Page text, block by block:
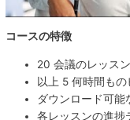
コースの特徴
20 会議のレッス
以上 5 何時間も
ダウンロード可能
各レッスンの進捗